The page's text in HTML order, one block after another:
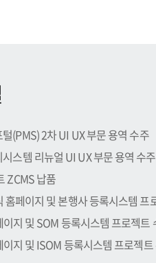
(PMS) 2차 UI UX 부문 용역 수주
스템 리뉴얼 UI UX 부문 용역 수주
ZCMS 납품
홈페이지 및 본행사 등록시스템 프
지 및 SOM 등록시스템 프로젝트
지 및 ISOM 등록시스템 프로젝트